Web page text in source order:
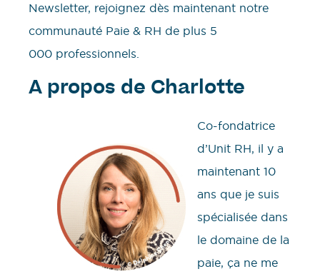
Newsletter, rejoignez dès maintenant notre
communauté Paie & RH de plus 5
000 professionnels.
A propos de Charlotte
Co-fondatrice
d’Unit RH, il y a
maintenant 10
ans que je suis
spécialisée dans
le domaine de la
paie, ça ne me